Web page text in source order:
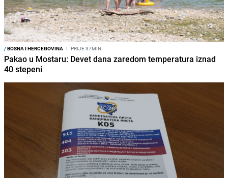
/BOSNA I HERCEGOVINA I PRIJE 37MIN
Pakao u Mostaru: Devet dana zaredom temperatura iznad
40 stepeni